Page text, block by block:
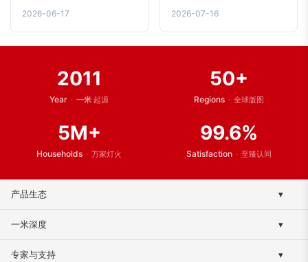
2026-06-17 2026-07-16
2011
Year · 一米 起源
50+
Regions · 全球版图
5M+
Households · 万家灯火
99.6%
Satisfaction · 至臻认同
产品生态 ▾
一米深度 ▾
专家与支持 ▾